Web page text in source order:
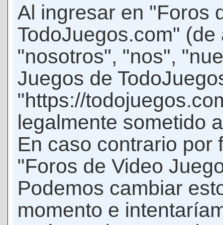
Al ingresar en "Foros
TodoJuegos.com"
"nosotros", "nos",
Juegos de
"https://
legalmente sometido
En caso contrario por
"Foros de Video
Podemos cambiar
momento e